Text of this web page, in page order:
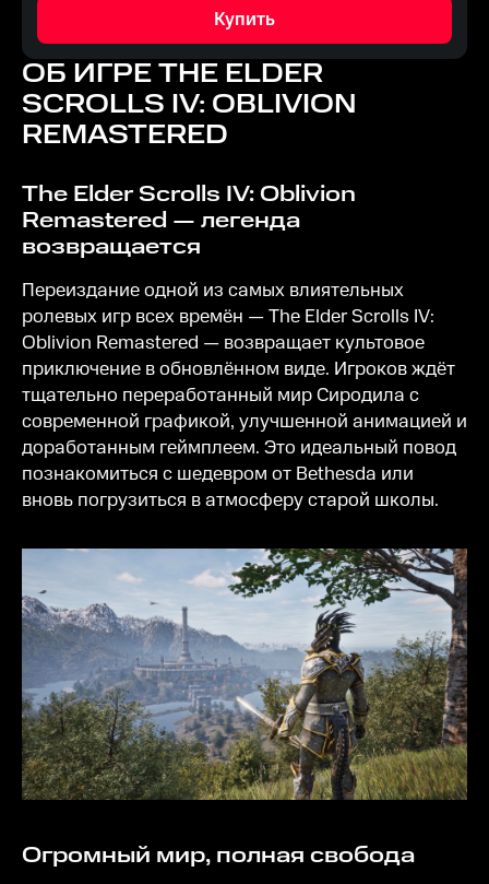
Купить
ОБ ИГРЕTHE ELDER
SCROLLS IV: OBLIVION
REMASTERED
The Elder Scrolls IV: Oblivion
Remastered — легенда
возвращается
Переиздание одной из самых влиятельных
ролевых игр всех времён — The Elder Scrolls IV:
Oblivion Remastered — возвращает культовое
приключение в обновлённом виде. Игроков ждёт
тщательно переработанный мир Сиродила с
современной графикой, улучшенной анимацией и
доработанным геймплеем. Это идеальный повод
познакомиться с шедевром от Bethesda или
вновь погрузиться в атмосферу старой школы.
Огромный мир, полная свобода